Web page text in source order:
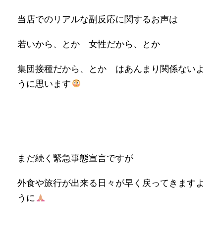
当店でのリアルな副反応に関するお声は
若いから、とか 女性だから、とか
集団接種だから、とか はあんまり関係ないよ
うに思います
まだ続く緊急事態宣言ですが
外食や旅行が出来る日々が早く戻ってきますよ
うに